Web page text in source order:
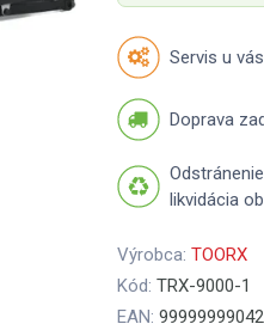
Servis u vás
Doprava
likvidácia
Výrobca: TOORX
Kód: TRX-9000-1
EAN: